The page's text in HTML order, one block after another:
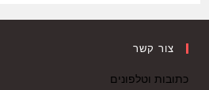
צור קשר
כתובות וטלפונים